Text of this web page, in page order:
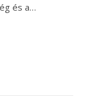
és a…